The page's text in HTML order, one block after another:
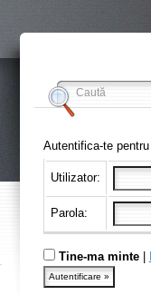
Autentifica-te
Utilizator:
Parola:
Tine-ma minte|